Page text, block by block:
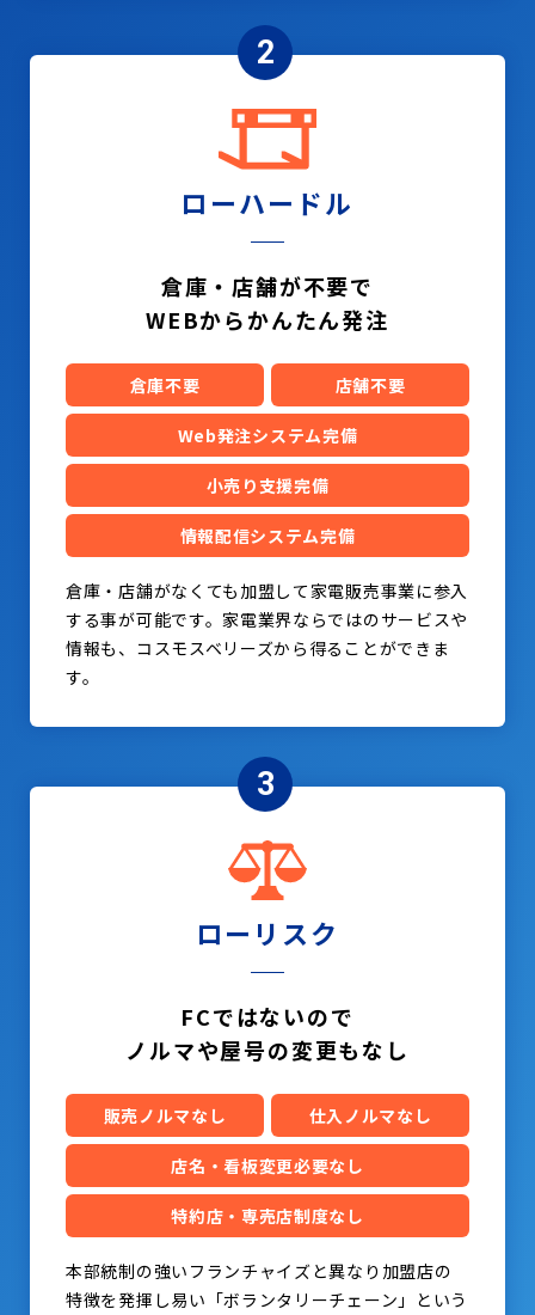
2
ローハードル
倉庫・店舗が不要で
WEBからかんたん発注
倉庫不要 店舗不要
Web発注システム完備
小売り支援完備
情報配信システム完備
倉庫・店舗がなくても加盟して家電販売事業に参入
する事が可能です。家電業界ならではのサービスや
情報も、コスモスベリーズから得ることができま
す。
3
ローリスク
FCではないので
ノルマや屋号の変更もなし
販売ノルマなし 仕入ノルマなし
店名・看板変更必要なし
特約店・専売店制度なし
本部統制の強いフランチャイズと異なり加盟店の
特徴を発揮し易い「ボランタリーチェーン」という